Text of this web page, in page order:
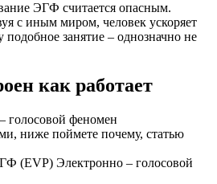
ЭГФ считается опасным.
с иным миром, человек ускоряет
подобное занятие – однозначно не
как работает
феномен
ниже поймете почему, статью
(EVP) Электронно – голосовой